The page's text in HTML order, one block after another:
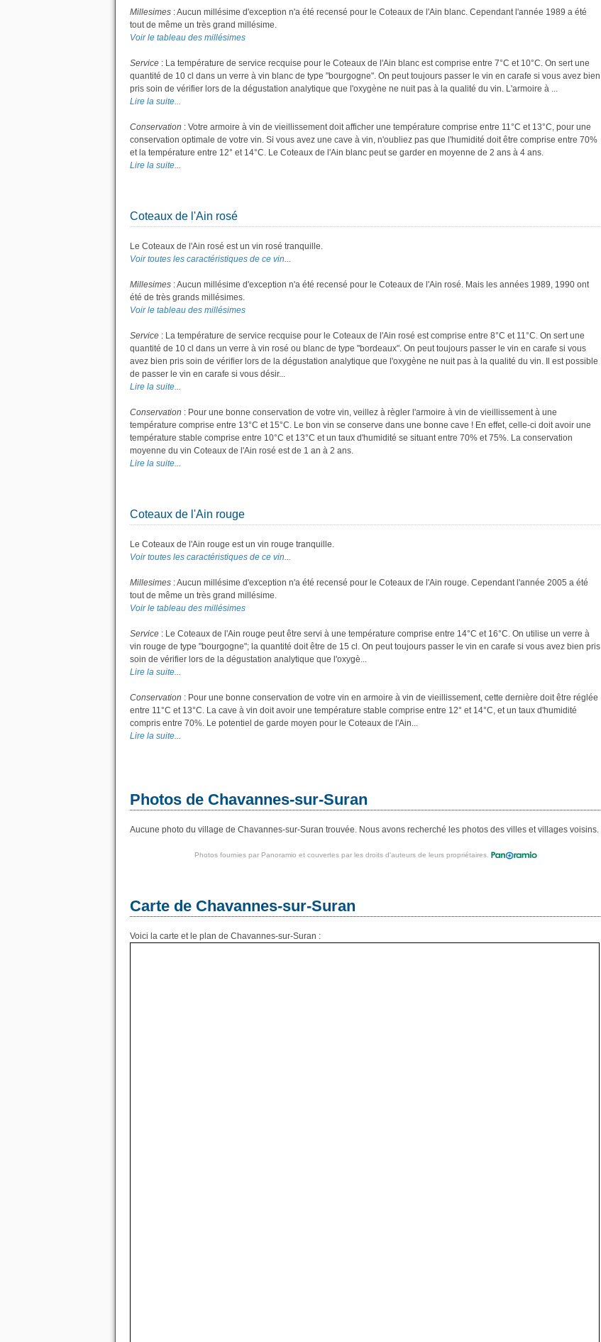
Millesimes : Aucun millésime d'exception n'a été recensé pour le Coteaux de l'Ain blanc. Cependant l'année 1989 a été
tout de même un très grand millésime.
Voir le tableau des millésimes
Service : La température de service recquise pour le Coteaux de l'Ain blanc est comprise entre 7°C et 10°C. On sert une
quantité de 10 cl dans un verre à vin blanc de type "bourgogne". On peut toujours passer le vin en carafe si vous avez bien
pris soin de vérifier lors de la dégustation analytique que l'oxygène ne nuit pas à la qualité du vin. L'armoire à ...
Lire la suite...
Conservation : Votre armoire à vin de vieillissement doit afficher une température comprise entre 11°C et 13°C, pour une
conservation optimale de votre vin. Si vous avez une cave à vin, n'oubliez pas que l'humidité doit être comprise entre 70%
et la température entre 12° et 14°C. Le Coteaux de l'Ain blanc peut se garder en moyenne de 2 ans à 4 ans.
Lire la suite...
Coteaux de l'Ain rosé
Le Coteaux de l'Ain rosé est un vin rosé tranquille.
Voir toutes les caractéristiques de ce vin...
Millesimes : Aucun millésime d'exception n'a été recensé pour le Coteaux de l'Ain rosé. Mais les années 1989, 1990 ont
été de très grands millésimes.
Voir le tableau des millésimes
Service : La température de service recquise pour le Coteaux de l'Ain rosé est comprise entre 8°C et 11°C. On sert une
quantité de 10 cl dans un verre à vin rosé ou blanc de type "bordeaux". On peut toujours passer le vin en carafe si vous
avez bien pris soin de vérifier lors de la dégustation analytique que l'oxygène ne nuit pas à la qualité du vin. Il est possible
de passer le vin en carafe si vous désir...
Lire la suite...
Conservation : Pour une bonne conservation de votre vin, veillez à règler l'armoire à vin de vieillissement à une
température comprise entre 13°C et 15°C. Le bon vin se conserve dans une bonne cave ! En effet, celle-ci doit avoir une
température stable comprise entre 10°C et 13°C et un taux d'humidité se situant entre 70% et 75%. La conservation
moyenne du vin Coteaux de l'Ain rosé est de 1 an à 2 ans.
Lire la suite...
Coteaux de l'Ain rouge
Le Coteaux de l'Ain rouge est un vin rouge tranquille.
Voir toutes les caractéristiques de ce vin...
Millesimes : Aucun millésime d'exception n'a été recensé pour le Coteaux de l'Ain rouge. Cependant l'année 2005 a été
tout de même un très grand millésime.
Voir le tableau des millésimes
Service : Le Coteaux de l'Ain rouge peut être servi à une température comprise entre 14°C et 16°C. On utilise un verre à
vin rouge de type "bourgogne"; la quantité doit être de 15 cl. On peut toujours passer le vin en carafe si vous avez bien pris
soin de vérifier lors de la dégustation analytique que l'oxygè...
Lire la suite...
Conservation : Pour une bonne conservation de votre vin en armoire à vin de vieillissement, cette dernière doit être réglée
entre 11°C et 13°C. La cave à vin doit avoir une température stable comprise entre 12° et 14°C, et un taux d'humidité
compris entre 70%. Le potentiel de garde moyen pour le Coteaux de l'Ain...
Lire la suite...
Photos de Chavannes-sur-Suran
Aucune photo du village de Chavannes-sur-Suran trouvée. Nous avons recherché les photos des villes et villages voisins.
Photos fournies par Panoramio et couvertes par les droits d'auteurs de leurs propriétaires.
Carte de Chavannes-sur-Suran
Voici la carte et le plan de Chavannes-sur-Suran :